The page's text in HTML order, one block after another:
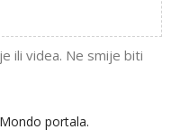
ili videa. Ne smije biti
Mondo portala.